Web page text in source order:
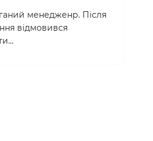
менедженр. Після
відмовився